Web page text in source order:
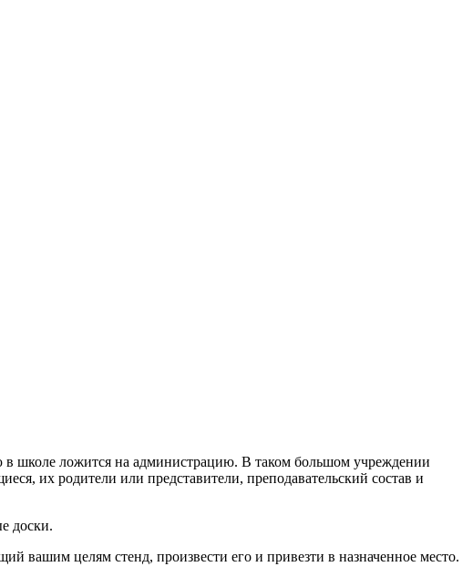
школе ложится на администрацию. В таком большом учреждении
их родители или представители, преподавательский состав и
доски.
целям стенд, произвести его и привезти в назначенное место.